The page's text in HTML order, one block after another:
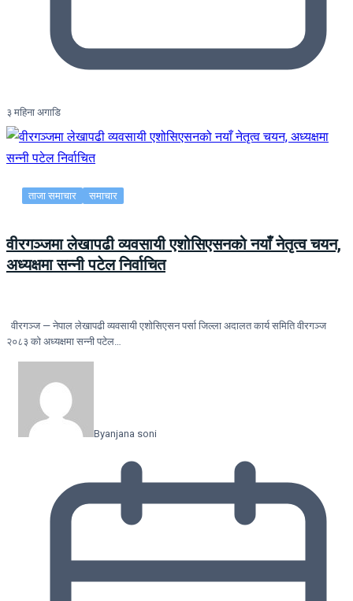
३ महिना अगाडि
ताजा समाचार समाचार
वीरगञ्जमा लेखापढी व्यवसायी एशोसिएसनको नयाँ नेतृत्व चयन,
अध्यक्षमा सन्नी पटेल निर्वाचित
वीरगञ्ज — नेपाल लेखापढी व्यवसायी एशोसिएसन पर्सा जिल्ला अदालत कार्य समिति वीरगञ्ज
२०८३ को अध्यक्षमा सन्नी पटेल…
Byanjana soni